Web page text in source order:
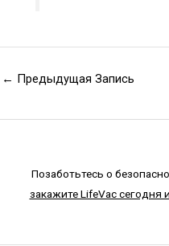
← Предыдущая Запись
Позаботьтесь о
закажите LifeVac сегодня